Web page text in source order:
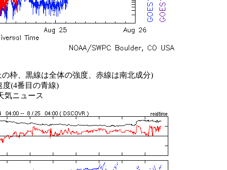
枠、黒線は全体の強度、赤線は南北成分)
度(4番目の青線)
気ニュース